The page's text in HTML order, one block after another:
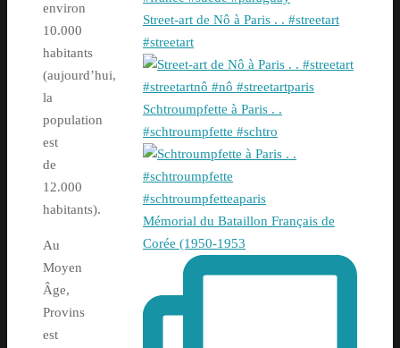
environ
10.000
habitants
(aujourd’hui,
la
population
est
de
12.000
habitants).
Au
Moyen
Âge,
Provins
est
Street-art de Nô à Paris . . #streetart
#streetart
Schtroumpfette à Paris . .
#schtroumpfette #schtro
Mémorial du Bataillon Français de
Corée (1950-1953